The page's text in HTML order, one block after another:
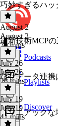
Podcasts
Playlists
Discover
巧妙すぎるハッ
August 2
August 2
39 mins
最新技術MCP
July 26
July 26
28 mins
なぜデータ連携
July 19
July 19
41 mins
【マニアックな